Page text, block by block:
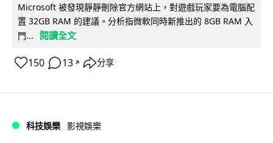
Microsoft 被發現靜靜刪除官方網站上，對遊戲玩家要為電腦配
置 32GB RAM 的建議。分析指微軟同時新推出的 8GB RAM 入
門...
閱讀全文
150 13 ↗ 分享
科技娛樂 影視娛樂